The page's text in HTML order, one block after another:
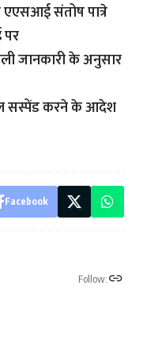
संतोष पात्रे
जानकारी के अनुसार
सस्पेंड करने के आदेश
Facebook
Follow: